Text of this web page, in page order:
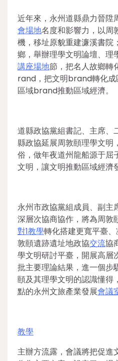
近年來，永州道縣鼎力晉
會場地名度和影響力，以周
機，移址原貌重建濂溪書院
鄉，舉辦理學文明論壇、理
講座場地節，把名人故鄉轉
rand，把文明brand轉化成
區域brand推動區域經濟。
道縣政協黨組書記、主席、
縣政協延展周敦頤理學文明
俗，做年夜道州龍船源于屈
文明，讓文明推動區域經濟
永州市政協黨組成員、副主
深層次協商協作，將為周敦
對1教學轉化搭建更寬平臺
敦頤遺跡遺址地政協交流協
學文明研討平臺，開展高層
批主要理論結果，進一個步
頤及其理學文明的認識懂得
點的永州文旅產業發展會議
教學
主辦方流露，會議將把促進